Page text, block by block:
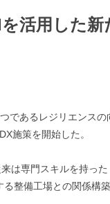
活用した新
あるレジリエンス
施策を開始した。
専門スキルを持っ
整備工場との関係